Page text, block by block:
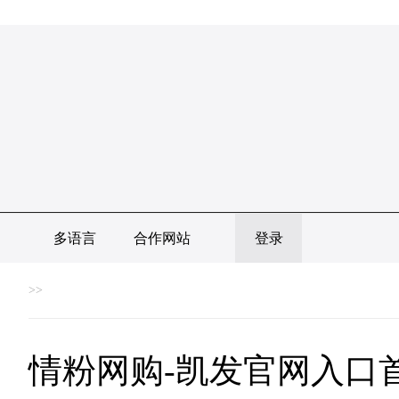
多语言 合作网站 登录
>>
情粉网购-凯发官网入口